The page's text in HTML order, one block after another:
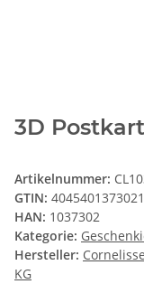
3D
Artikelnummer:
GTIN: 4045401373021
HAN: 1037302
Kategorie:
Hersteller:
KG